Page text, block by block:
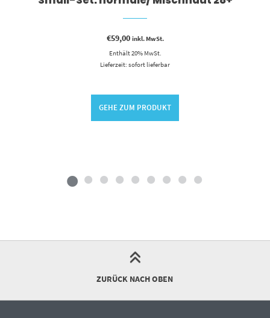
€59,00 inkl. MwSt.
Enthält 20% MwSt.
Lieferzeit: sofort lieferbar
GEHE ZUM PRODUKT
ZURÜCK NACH OBEN